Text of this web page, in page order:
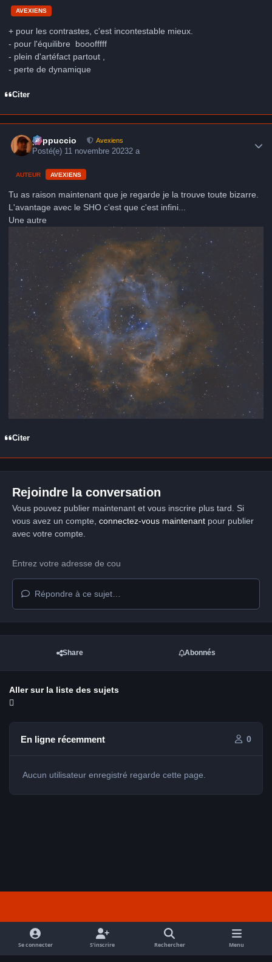
AVEXIENS
+ pour les contrastes, c'est incontestable mieux.
- pour l'équilibre booofffff
- plein d'artéfact partout ,
- perte de dynamique
Citer
peppuccio Avexiens
Posté(e) 11 novembre 20232 a
AUTEUR AVEXIENS
Tu as raison maintenant que je regarde je la trouve toute bizarre.
L'avantage avec le SHO c'est que c'est infini...
Une autre
Citer
Rejoindre la conversation
Vous pouvez publier maintenant et vous inscrire plus tard. Si
vous avez un compte, connectez-vous maintenantpour publier
avec votre compte.
Répondre à ce sujet…
Share Abonnés
Aller sur la liste des sujets
En ligne récemment 0
Aucun utilisateur enregistré regarde cette page.
f
a
c
Se connecter S’inscrire Rechercher Menu